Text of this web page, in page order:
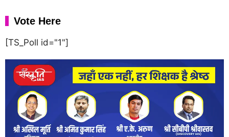
Vote Here
[TS_Poll id="1"]